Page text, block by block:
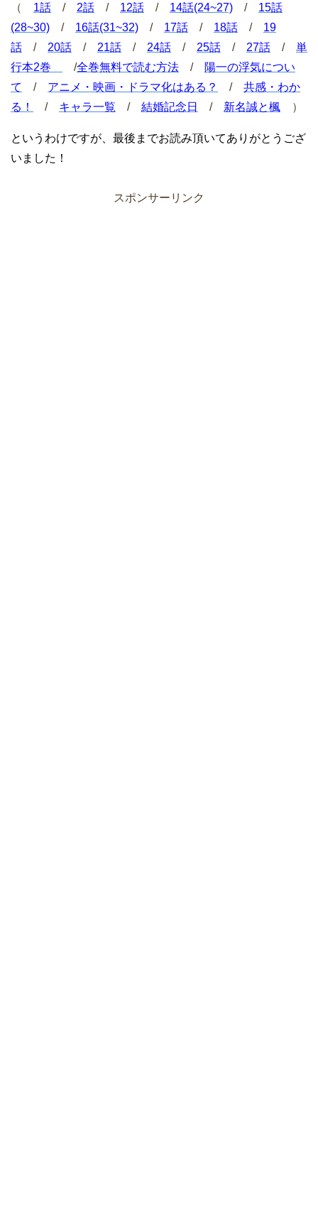
（ 1話 / 2話 / 12話 / 14話(24~27) / 15話
(28~30) / 16話(31~32) / 17話 / 18話 / 19
話 / 20話 / 21話 / 24話 / 25話 / 27話 / 単
行本2巻
/全巻無料で読む方法 /
陽一の浮気につい
て
/ アニメ・映画・ドラマ化はある？ / 共感・わか
る！
/ キャラ一覧 / 結婚記念日 / 新名誠と楓 ）
というわけですが、最後までお読み頂いてありがとうござ
いました！
スポンサーリンク